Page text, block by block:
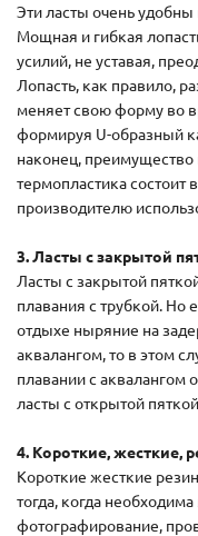
Эти ласты очень удобны
Мощная и гибкая
усилий, не уставая,
Лопасть, как правило,
меняет свою форму во
формируя U-образный
наконец, преимущество
термопластика состоит
производителю
3. Ласты с закрытой
Ласты с закрытой
плавания с трубкой. Но
отдыхе ныряние на
аквалангом, то в этом
плавании с
ласты с открытой
4. Короткие, жесткие,
Короткие жесткие
тогда, когда
фотографирование,